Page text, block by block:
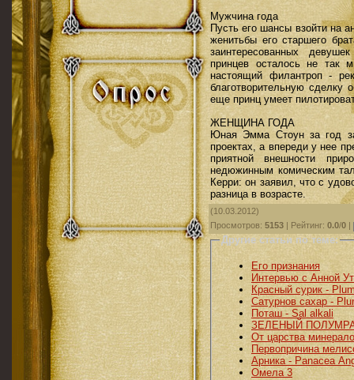
Мужчина года
Пусть его шансы взойти на
женитьбы его старшего
заинтересованных
принцев осталось не так
настоящий филантроп -
благотворительную
еще принц умеет
ЖЕНЩИНА ГОДА
Юная Эмма Стоун за год
проектах, а впереди у нее
приятной внешности
недюжинным комическим
Керри: он заявил, что с
разница в возрасте.
(10.03.2012)
Просмотров: 5153 Рейтинг: 0.0/0
Другие статьи по теме:
Его признания
Интервью с Анной
Красный сурик -
Сатурнов сахар -
Поташ - Sal alkali
ЗЕЛЕНЫЙ
От царства
Первопричина
Арника - Panacea
Омела 3